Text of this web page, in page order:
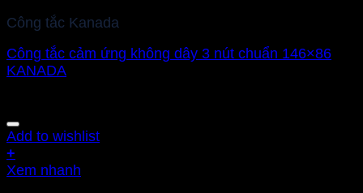
Công tắc Kanada
Công tắc cảm ứng không dây 3 nút chuẩn 146×86
KANADA
Add to wishlist
+
Xem nhanh